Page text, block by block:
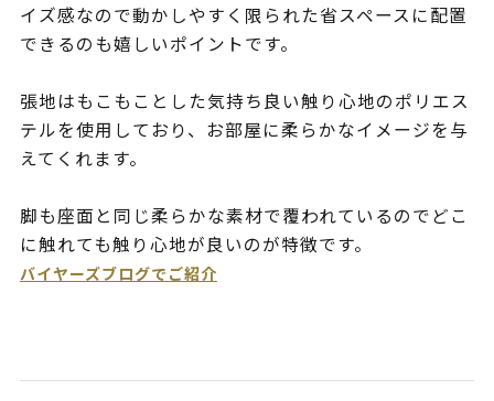
イズ感なので動かしやすく限られた省スペースに配置
できるのも嬉しいポイントです。
張地はもこもことした気持ち良い触り心地のポリエス
テルを使用しており、お部屋に柔らかなイメージを与
えてくれます。
脚も座面と同じ柔らかな素材で覆われているのでどこ
に触れても触り心地が良いのが特徴です。
バイヤーズブログでご紹介